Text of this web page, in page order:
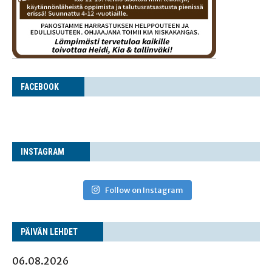
FACE­BOOK
INS­TA­GRAM
Follow on Instagram
PÄI­VÄN LEHDET
06.08.2026